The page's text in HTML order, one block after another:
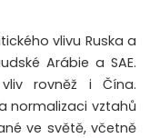
vlivu Ruska a
Arábie a SAE.
rovněž i Čína.
normalizaci vztahů
ve světě, včetně